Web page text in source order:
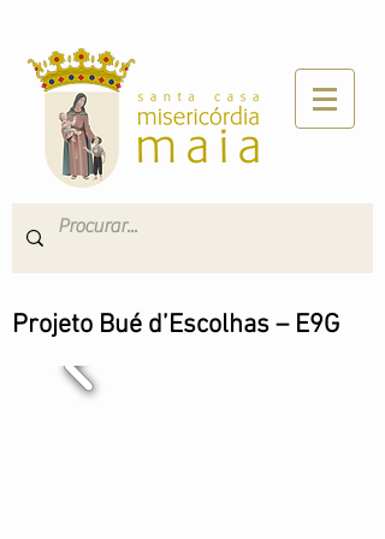
Projeto Bué d’Escolhas – E9G